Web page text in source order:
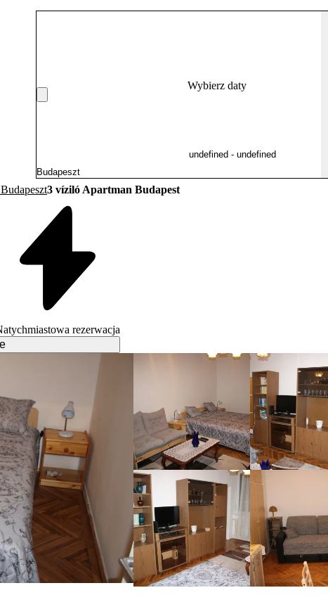
Wybierz daty
3 víziló Apartman Budapest
rezerwacja